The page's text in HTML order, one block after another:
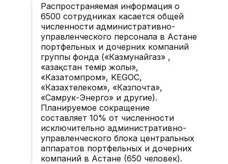
Распространяемая информация о
6500 сотрудниках касается общей
численности административно-
управленческого персонала в Астане
портфельных и дочерних компаний
группы фонда («Казмунайгаз» ,
«Қазақстан темір жолы»,
«Казатомпром», KEGOC,
«Казахтелеком», «Казпочта»,
«Самрук-Энерго» и другие).
Планируемое сокращение
составляет 10% от численности
исключительно административно-
управленческого блока центральных
аппаратов портфельных и дочерних
компаний в Астане (650 человек).